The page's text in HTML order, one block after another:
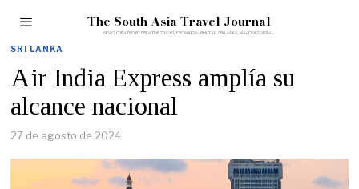
The South Asia Travel Journal
SRI LANKA
Air India Express amplía su
alcance nacional
27 de agosto de 2024